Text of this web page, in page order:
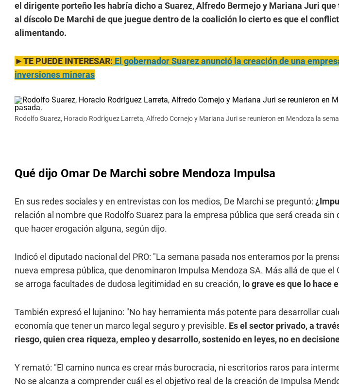
el dirigente porteño les habría dicho a Suarez, Alfredo Bermejo y Mariana Juri
al díscolo De Marchi de que juegue dentro de la coalición lo cierto es que el
alimentando.
►TE PUEDE INTERESAR: El gobernador Suarez anunció la creación de una
inversiones mineras
Rodolfo Suarez, Horacio Rodríguez Larreta, Alfredo Cornejo y Mariana Juri se reunieron en Mendoza la
Qué dijo Omar De Marchi sobre Mendoza Impulsa
En sus redes sociales y en entrevistas con los medios, De Marchi se preguntó:
relación al nombre que Rodolfo Suarez para la empresa pública que será creada sin
que hacer erogación alguna, según dijo.
Indicó el diputado nacional del PRO: "La semana pasada nos enteramos por la
nueva empresa pública, que denominaron Impulsa Mendoza SA. Más allá de que el
se arroga facultades de dudosa legitimidad en su creación, lo grave es que lo hace
También expresó el lujanino: "No hay herramienta más potente para desarrollar
economía que tener un marco legal seguro y previsible. Es el sector privado, a
riesgo, quien crea riqueza, empleo y desarrollo, sostenido en leyes, no en
Y remató: "El camino nunca es crear más burocracia, ni escritorios raros para
No se alcanza a comprender cuál es el objetivo real de la creación de Impulsa